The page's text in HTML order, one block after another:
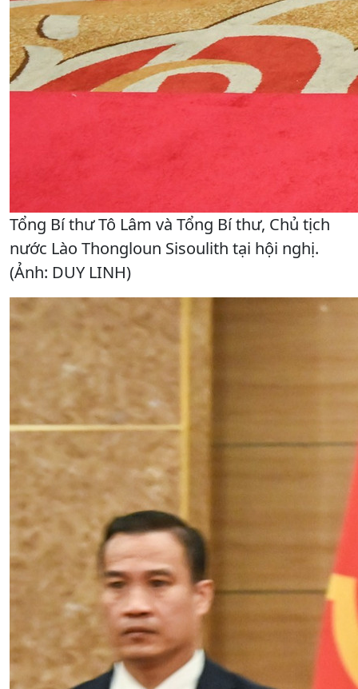
Tổng Bí thư Tô Lâm và Tổng Bí thư, Chủ tịch
nước Lào Thongloun Sisoulith tại hội nghị.
(Ảnh: DUY LINH)